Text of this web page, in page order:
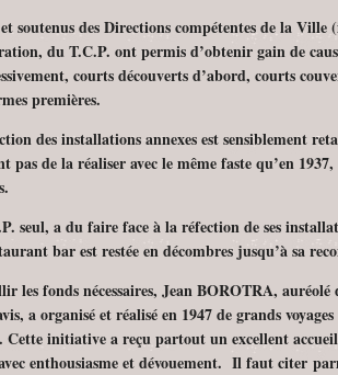
soutenus des Directions compétentes de la Ville
du T.C.P. ont permis d’obtenir gain de
courts découverts d’abord, courts
premières.
des installations annexes est sensiblement
pas de la réaliser avec le même faste qu’en
seul, a du faire face à la réfection de ses
bar est restée en décombres jusqu’à sa
les fonds nécessaires, Jean BOROTRA, auréolé
a organisé et réalisé en 1947 de grands
initiative a reçu partout un excellent
enthousiasme et dévouement. Il faut citer